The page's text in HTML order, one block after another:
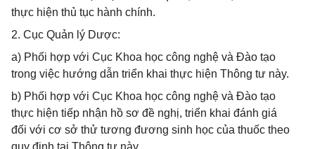
thực hiện thủ tục hành chính.
2. Cục Quản lý Dược:
a) Phối hợp với Cục Khoa học công nghệ và Đào tạo
trong việc hướng dẫn triển khai thực hiện Thông tư này.
b) Phối hợp với Cục Khoa học công nghệ và Đào tạo
thực hiện tiếp nhận hồ sơ đề nghị, triển khai đánh giá
đối với cơ sở thử tương đương sinh học của thuốc theo
quy định tại Thông tư này.